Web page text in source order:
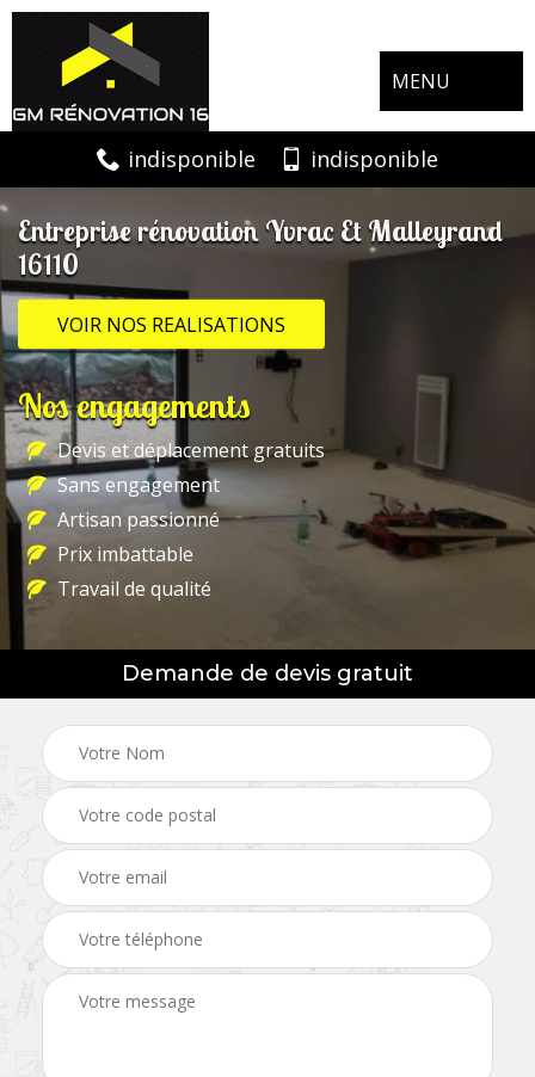
MENU
indisponible indisponible
Entreprise rénovation Yvrac Et Malleyrand
16110
VOIR NOS REALISATIONS
Nos engagements
Devis et déplacement gratuits
Sans engagement
Artisan passionné
Prix imbattable
Travail de qualité
Demande de devis gratuit